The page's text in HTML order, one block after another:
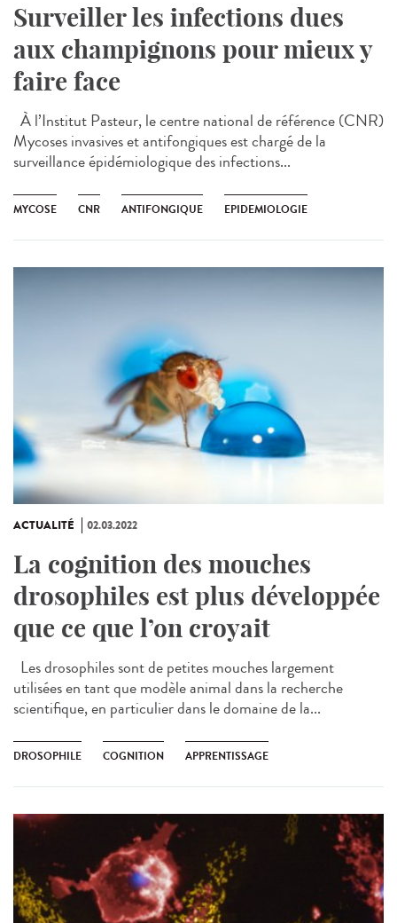
Surveiller les infections dues
aux champignons pour mieux y
faire face
À l’Institut Pasteur, le centre national de référence (CNR)
Mycoses invasives et antifongiques est chargé de la
surveillance épidémiologique des infections...
MYCOSE CNR ANTIFONGIQUE EPIDEMIOLOGIE
ACTUALITÉ 02.03.2022
La cognition des mouches
drosophiles est plus développée
que ce que l’on croyait
Les drosophiles sont de petites mouches largement
utilisées en tant que modèle animal dans la recherche
scientifique, en particulier dans le domaine de la...
DROSOPHILE COGNITION APPRENTISSAGE